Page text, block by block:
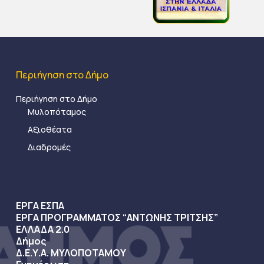
Περιήγηση στο Δήμο
Περιήγηση στο Δήμο
Μυλοπόταμος
Αξιοθέατα
Διαδρομές
ΕΡΓΑ ΕΣΠΑ
ΕΡΓΑ ΠΡΟΓΡΑΜΜΑΤΟΣ “ΑΝΤΩΝΗΣ ΤΡΙΤΣΗΣ”
ΕΛΛΑΔΑ 2.0
Δήμος
Δ.Ε.Υ.Α. ΜΥΛΟΠΟΤΑΜΟΥ